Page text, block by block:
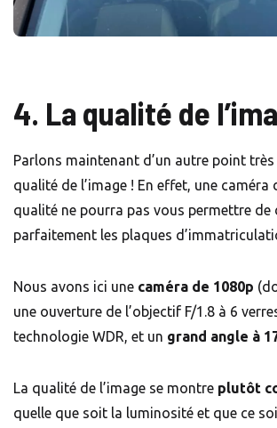
4. La qualité de
Parlons maintenant d’un autre point
qualité de l’image ! En effet, une caméra
qualité ne pourra pas vous permettre de
parfaitement les plaques
Nous avons ici une caméra de 1080p
une ouverture de l’objectif F/1.8 à 6
technologie WDR, et un grand angle à
La qualité de l’image se montre plutôt
quelle que soit la luminosité et que ce